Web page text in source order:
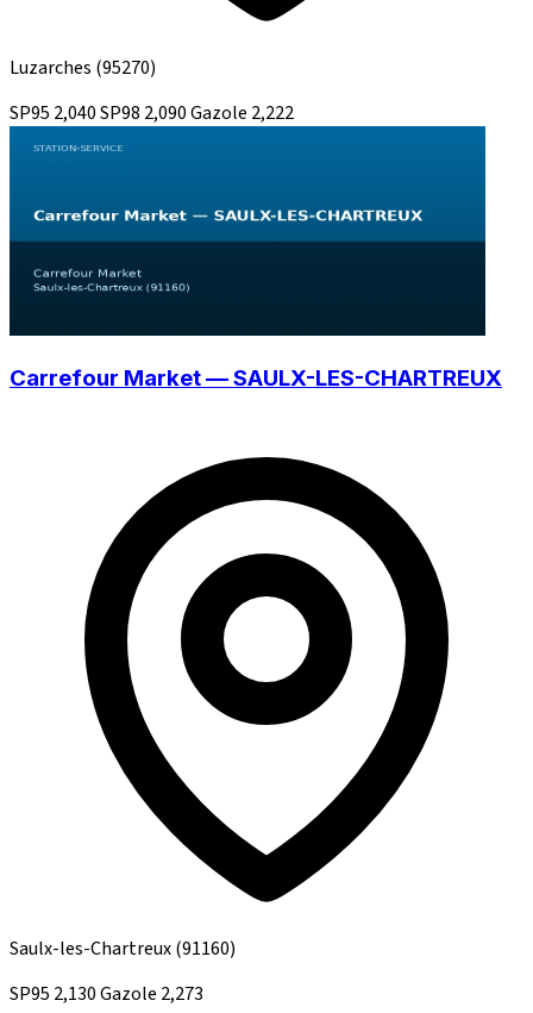
Luzarches (95270)
SP95 2,040SP98 2,090Gazole 2,222
Carrefour Market — SAULX-LES-CHARTREUX
Saulx-les-Chartreux(91160)
SP95 2,130Gazole 2,273